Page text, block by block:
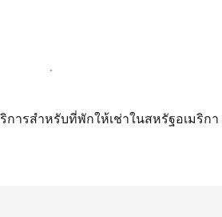
ห้จองผ่านเราตั้งแต่วันนี้
การสำหรับที่พักให้เช่าในสหรัฐอเมริก